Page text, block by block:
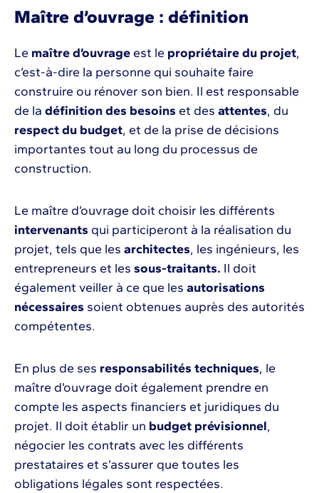
Maître d’ouvrage : définition
Le maître d’ouvrage est le propriétaire du projet,
c’est-à-dire la personne qui souhaite faire
construire ou rénover son bien. Il est responsable
de la définition des besoins et des attentes, du
respect du budget, et de la prise de décisions
importantes tout au long du processus de
construction.
Le maître d’ouvrage doit choisir les différents
intervenants qui participeront à la réalisation du
projet, tels que les architectes, les ingénieurs, les
entrepreneurs et les sous-traitants. Il doit
également veiller à ce que les autorisations
nécessaires soient obtenues auprès des autorités
compétentes.
En plus de ses responsabilités techniques, le
maître d’ouvrage doit également prendre en
compte les aspects financiers et juridiques du
projet. Il doit établir un budget prévisionnel,
négocier les contrats avec les différents
prestataires et s’assurer que toutes les
obligations légales sont respectées.